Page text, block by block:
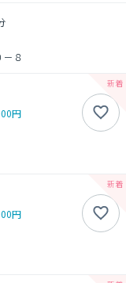
８
円
円